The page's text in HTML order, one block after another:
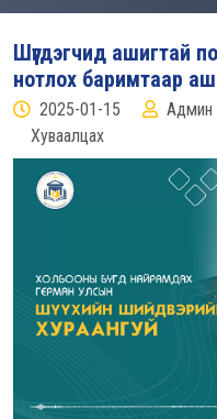
Шүүгдэгчид ашигтай
нотлох баримтаар
2025-01-15 Админ
Хуваалцах